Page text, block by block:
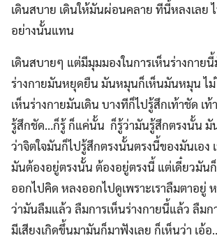
เดินสบาย เดินให้มันผ่อนคลาย ทีนี้หลงเลย
อย่างนั้นแทน
เดินสบายๆ แต่มีมุมมองในการเห็นร่างกาย
ร่างกายมันหยุดยืน มันหมุนก็เห็นมันหมุน ไม่
เห็นร่างกายมันเดิน บางทีก็ไปรู้สึกเท้าชัด เ
รู้สึกชัด…ก็รู้ ก็แค่นั้น ก็รู้ว่ามันรู้สึกตรงนั้น มั
ว่าจิตใจมันก็ไปรู้สึกตรงนั้นตรงนี้ของมันเอง
มันต้องอยู่ตรงนั้น ต้องอยู่ตรงนี้ แต่เดี๋ยวมัน
ออกไปคิด หลงออกไปดูเพราะเราลืมตาอยู่
ว่ามันลืมแล้ว ลืมการเห็นร่างกายนี้แล้ว ลืมก
มีเสียงเกิดขึ้นมามันก็มาฟังเลย ก็เห็นว่า เอ้